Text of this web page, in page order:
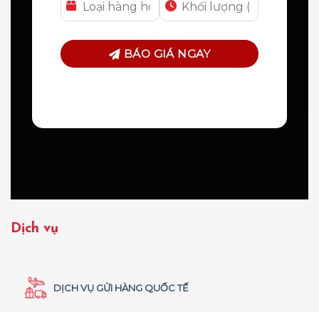
BÁO GIÁ NGAY
Dịch vụ
DỊCH VỤ GỬI HÀNG QUỐC TẾ